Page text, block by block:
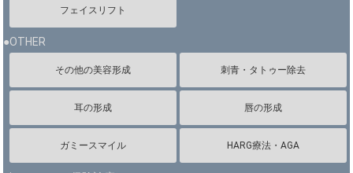
フェイスリフト
●OTHER
その他の美容形成 刺青・タトゥー除去
耳の形成 唇の形成
ガミースマイル HARG療法・AGA